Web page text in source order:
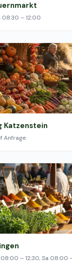
08:30 – 12:00
Katzenstein
Anfrage
08:00 – 12:30, Sa 08:00